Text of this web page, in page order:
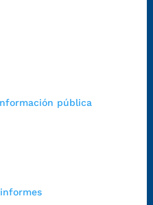
pública
68001.
continua en el horario de
de descanso al medio día.
m y de 1:00 p.m. a 5:30 p.m.
en Jornada Continua con